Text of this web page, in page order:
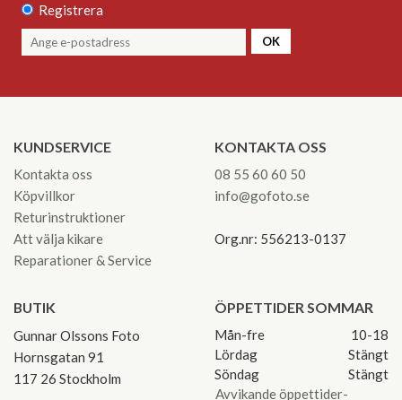
Registrera
OK
KUNDSERVICE
Kontakta oss
Köpvillkor
Returinstruktioner
Att välja kikare
Reparationer & Service
KONTAKTA OSS
08 55 60 60 50
info@gofoto.se
Org.nr: 556213-0137
BUTIK
Gunnar Olssons Foto
Hornsgatan 91
117 26 Stockholm
ÖPPETTIDER SOMMAR
Mån-fre
10-18
Lördag
Stängt
Söndag
Stängt
Avvikande öppettider-